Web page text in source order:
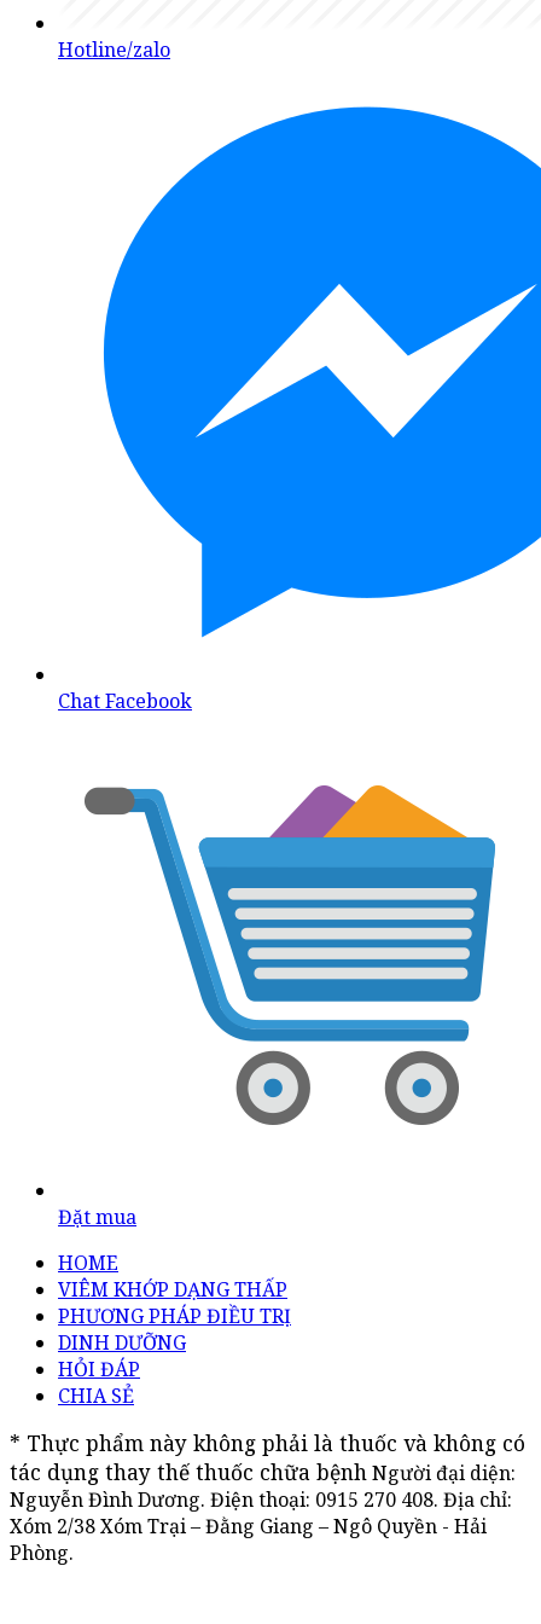
Hotline/zalo
Chat Facebook
Đặt mua
HOME
VIÊM KHỚP DẠNG THẤP
PHƯƠNG PHÁP ĐIỀU TRỊ
DINH DƯỠNG
HỎI ĐÁP
CHIA SẺ
* Thực phẩm này không phải là thuốc và không có
tác dụng thay thế thuốc chữa bệnhNgười đại diện:
Nguyễn Đình Dương. Điện thoại: 0915 270 408. Địa chỉ:
Xóm 2/38 Xóm Trại – Đằng Giang – Ngô Quyền - Hải
Phòng.